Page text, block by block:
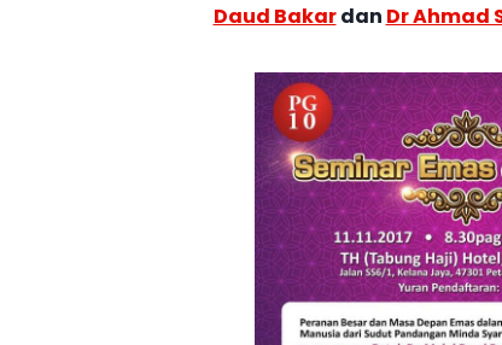
Daud Bakardan Dr Ahmad